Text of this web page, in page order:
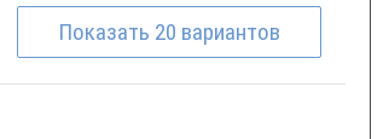
Показать 20 вариантов